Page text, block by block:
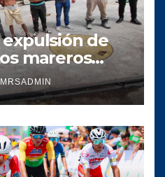
de
mareros
MRSADMIN